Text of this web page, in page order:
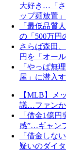
大好き…「さ
ップ麺放置
「最低品質
の「500万円
さらば森田
円を「オー
「やっぱ無
屋」に潜入
【MLB】メ
議…ファンか
「借金1億
感”…ギャン
「借金しな
疑いのダイ